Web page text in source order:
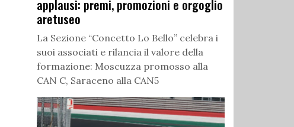
applausi: premi, promozioni e orgoglio
aretuseo
La Sezione “Concetto Lo Bello” celebra i
suoi associati e rilancia il valore della
formazione: Moscuzza promosso alla
CAN C, Saraceno alla CAN5